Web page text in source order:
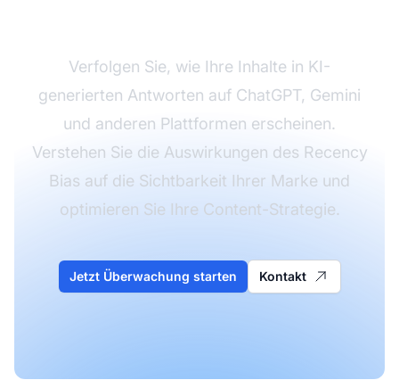
Verfolgen Sie, wie Ihre Inhalte in KI-
generierten Antworten auf ChatGPT, Gemini
und anderen Plattformen erscheinen.
Verstehen Sie die Auswirkungen des Recency
Bias auf die Sichtbarkeit Ihrer Marke und
optimieren Sie Ihre Content-Strategie.
Jetzt Überwachung starten Kontakt